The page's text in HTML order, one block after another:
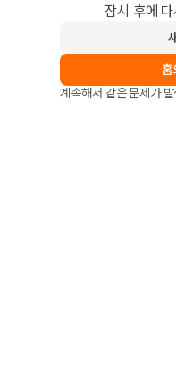
잠시 후에
홈
계속해서 같은 문제가